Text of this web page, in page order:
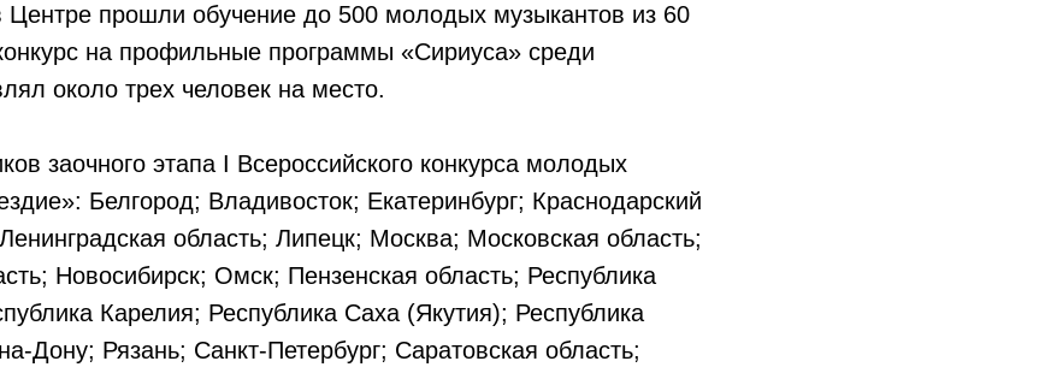
Центре прошли обучение до 500 молодых музыкантов из 60
на профильные программы «Сириуса» среди
около трех человек на место.
заочного этапа I Всероссийского конкурса молодых
Белгород; Владивосток; Екатеринбург; Краснодарский
область; Липецк; Москва; Московская область;
Новосибирск; Омск; Пензенская область; Республика
Карелия; Республика Саха (Якутия); Республика
Дону; Рязань; Санкт-Петербург; Саратовская область;